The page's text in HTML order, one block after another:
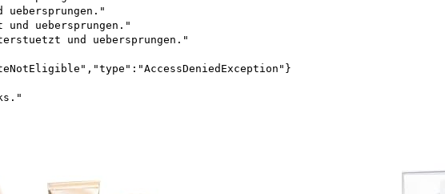
uebersprungen."
und uebersprungen."